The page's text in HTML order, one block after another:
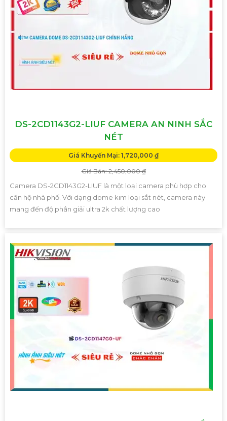
DS-2CD1143G2-LIUF CAMERA AN NINH SẮC
NÉT
Giá Khuyến Mại: 1,720,000 ₫
Giá Bán: 2,450,000 ₫
Camera DS-2CD1143G2-LIUF là một loại camera phù hợp cho
căn hộ nhà phố. Với dạng dome kim loại sắt nét, camera này
mang đến độ phân giải ultra 2k chất lượng cao